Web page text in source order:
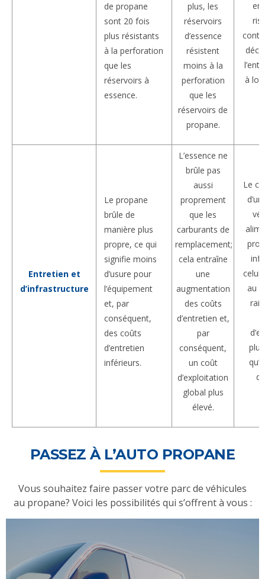
de propane
sont 20 fois
plus résistants
à la perforation
que les
réservoirs à
essence.
plus, les
réservoirs
d’essence
résistent
moins à la
perforation
que les
réservoirs de
propane.
à
Entretien et
d’infrastructure
Le propane
brûle de
manière plus
propre, ce qui
signifie moins
d’usure pour
l’équipement
et, par
conséquent,
des coûts
d’entretien
inférieurs.
L’essence ne
brûle pas
aussi
proprement
que les
carburants de
remplacement;
cela entraîne
une
augmentation
des coûts
d’entretien et,
par
conséquent,
un coût
d’exploitation
global plus
élevé.
Le
celui
au
PASSEZ À L’AUTO PROPANE
Vous souhaitez faire passer votre parc de véhicules
au propane? Voici les possibilités qui s’offrent à vous :